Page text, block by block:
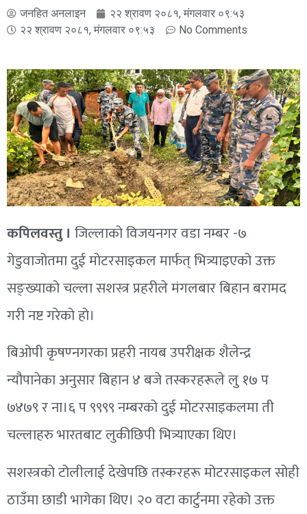
जनहित अनलाइन
२२ श्रावण २०८१, मंगलवार ०९:५३
२२ श्रावण २०८१, मंगलवार ०९:५३
No Comments
कपिलवस्तु । जिल्लाको विजयनगर वडा नम्बर -७
गेडुवाजोतमा दुई मोटरसाइकल मार्फत् भित्र्याइएको उक्त
सङ्ख्याको चल्ला सशस्त्र प्रहरीले मंगलबार बिहान बरामद
गरी नष्ट गरेको हो।
बिओपी कृषण्नगरका प्रहरी नायब उपरीक्षक शैलेन्द्र
न्यौपानेका अनुसार बिहान ४ बजे तस्करहरूले लु १७ प
७४७९ र ना।६ प ९९९९ नम्बरको दुई मोटरसाइकलमा ती
चल्लाहरु भारतबाट लुकीछिपी भित्र्याएका थिए।
सशस्त्रको टोलीलाई देखेपछि तस्करहरू मोटरसाइकल सोही
ठाउँमा छाडी भागेका थिए। २० वटा कार्टुनमा रहेको उक्त